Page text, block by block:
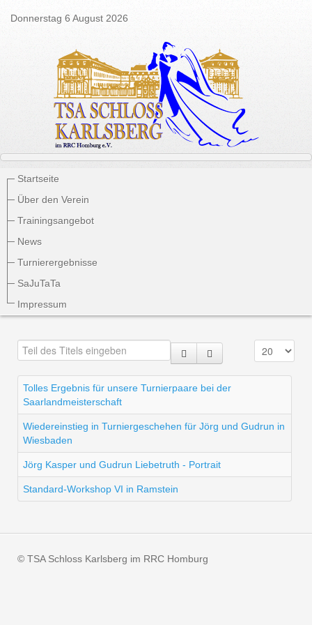
Donnerstag 6 August 2026
Startseite
Über den Verein
Trainingsangebot
News
Turnierergebnisse
SaJuTaTa
Impressum
Tolles Ergebnis für unsere Turnierpaare bei der
Saarlandmeisterschaft
Wiedereinstieg in Turniergeschehen für Jörg und Gudrun in
Wiesbaden
Jörg Kasper und Gudrun Liebetruth - Portrait
Standard-Workshop VI in Ramstein
© TSA Schloss Karlsberg im RRC Homburg